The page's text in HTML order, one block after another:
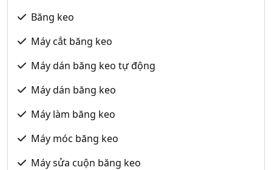
Băng keo
Máy cắt băng keo
Máy dán băng keo tự động
Máy dán băng keo
Máy làm băng keo
Máy móc băng keo
Máy sửa cuộn băng keo